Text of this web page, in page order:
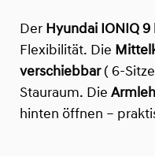
Der Hyundai IONIQ 9
Flexibilität. Die
verschiebbar( 6-
Stauraum. Die
hinten öffnen –